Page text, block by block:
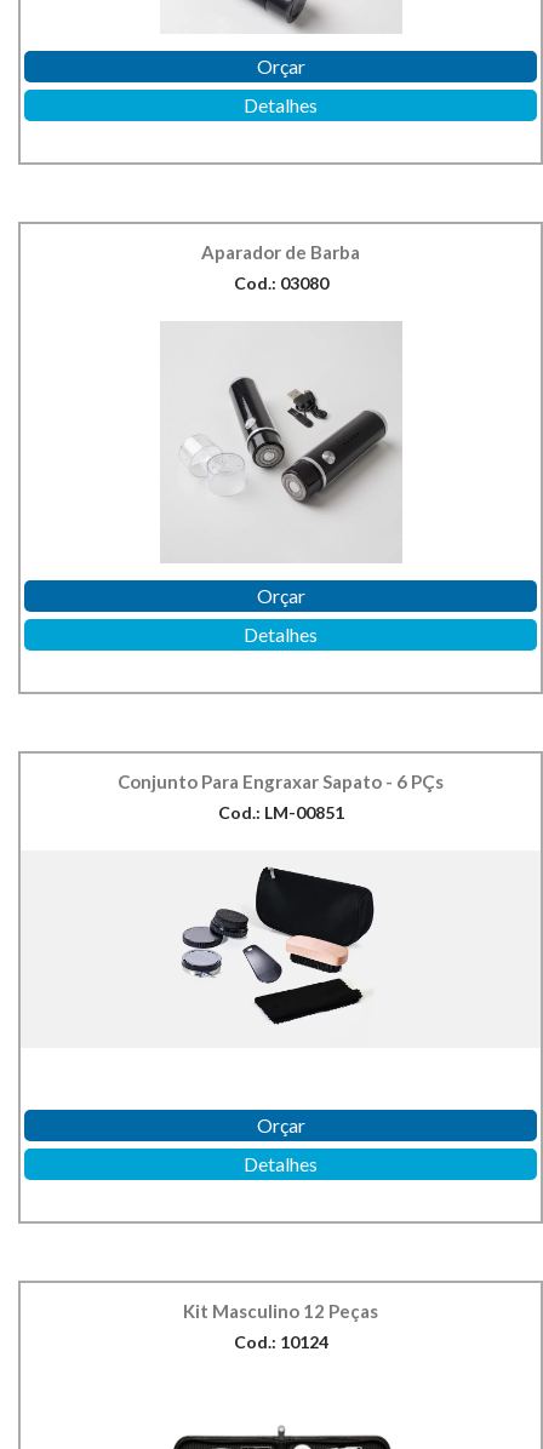
Orçar
Detalhes
Aparador de Barba
Cod.: 03080
Orçar
Detalhes
Conjunto Para Engraxar Sapato - 6 PÇs
Cod.: LM-00851
Orçar
Detalhes
Kit Masculino 12 Peças
Cod.: 10124